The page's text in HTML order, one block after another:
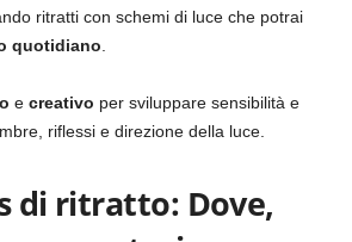
ritratti con schemi di luce che potrai
quotidiano.
e creativo per sviluppare sensibilità e
riflessi e direzione della luce.
di ritratto: Dove,